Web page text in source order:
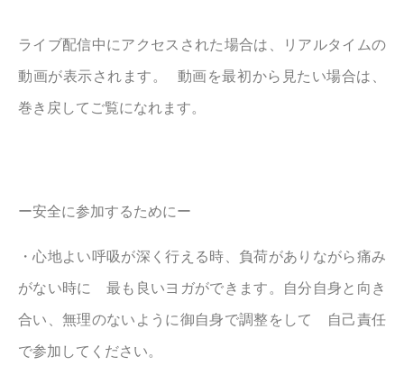
ライブ配信中にアクセスされた場合は、リアルタイムの
動画が表示されます。 動画を最初から見たい場合は、
巻き戻してご覧になれます。
ー安全に参加するためにー
・心地よい呼吸が深く行える時、負荷がありながら痛み
がない時に 最も良いヨガができます。自分自身と向き
合い、無理のないように御自身で調整をして 自己責任
で参加してください。